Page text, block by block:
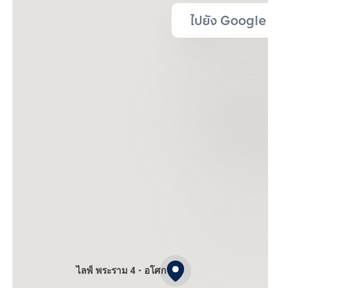
ไปยัง Google Map
ไลฟ์ พระราม 4 - อโศก